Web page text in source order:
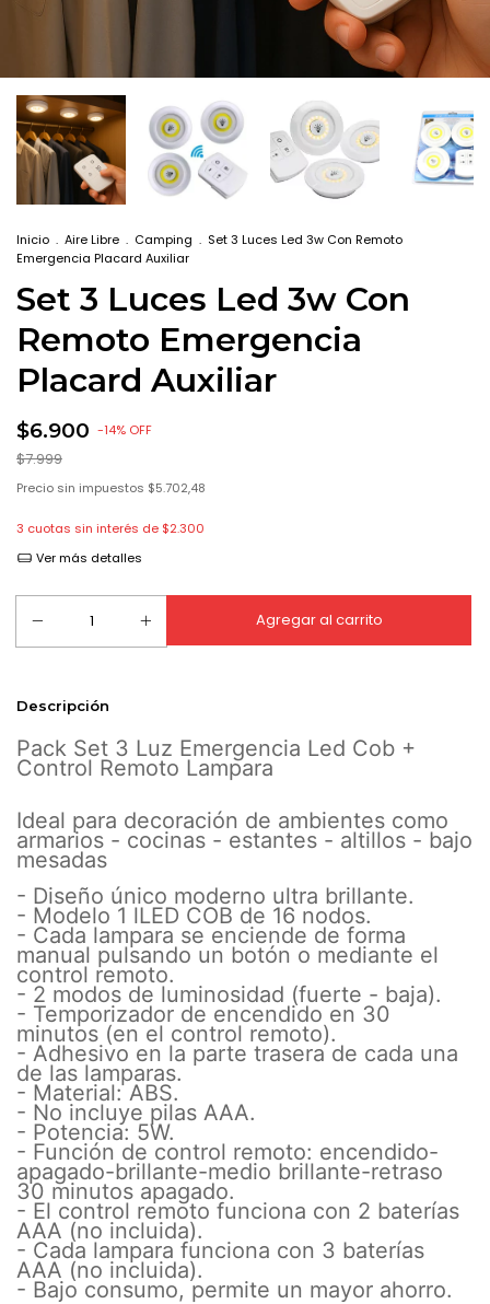
Inicio . Aire Libre . Camping . Set 3 Luces Led 3w Con Remoto
Emergencia Placard Auxiliar
Set 3 Luces Led 3w Con
Remoto Emergencia
Placard Auxiliar
$6.900 -14% OFF
$7.999
Precio sin impuestos $5.702,48
3 cuotas sin interés de $2.300
Ver más detalles
Descripción
Pack Set 3 Luz Emergencia Led Cob +
Control Remoto Lampara
Ideal para decoración de ambientes como
armarios - cocinas - estantes - altillos - bajo
mesadas
- Diseño único moderno ultra brillante.
- Modelo 1 lLED COB de 16 nodos.
- Cada lampara se enciende de forma
manual pulsando un botón o mediante el
control remoto.
- 2 modos de luminosidad (fuerte - baja).
- Temporizador de encendido en 30
minutos (en el control remoto).
- Adhesivo en la parte trasera de cada una
de las lamparas.
- Material: ABS.
- No incluye pilas AAA.
- Potencia: 5W.
- Función de control remoto: encendido-
apagado-brillante-medio brillante-retraso
30 minutos apagado.
- El control remoto funciona con 2 baterías
AAA (no incluida).
- Cada lampara funciona con 3 baterías
AAA (no incluida).
- Bajo consumo, permite un mayor ahorro.